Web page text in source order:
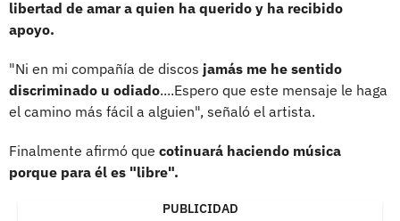
libertad de amar a quien ha querido y ha recibido
apoyo.
"Ni en mi compañía de discos jamás me he sentido
discriminado u odiado....Espero que este mensaje le haga
el camino más fácil a alguien", señaló el artista.
Finalmente afirmó que cotinuará haciendo música
porque para él es "libre".
PUBLICIDAD